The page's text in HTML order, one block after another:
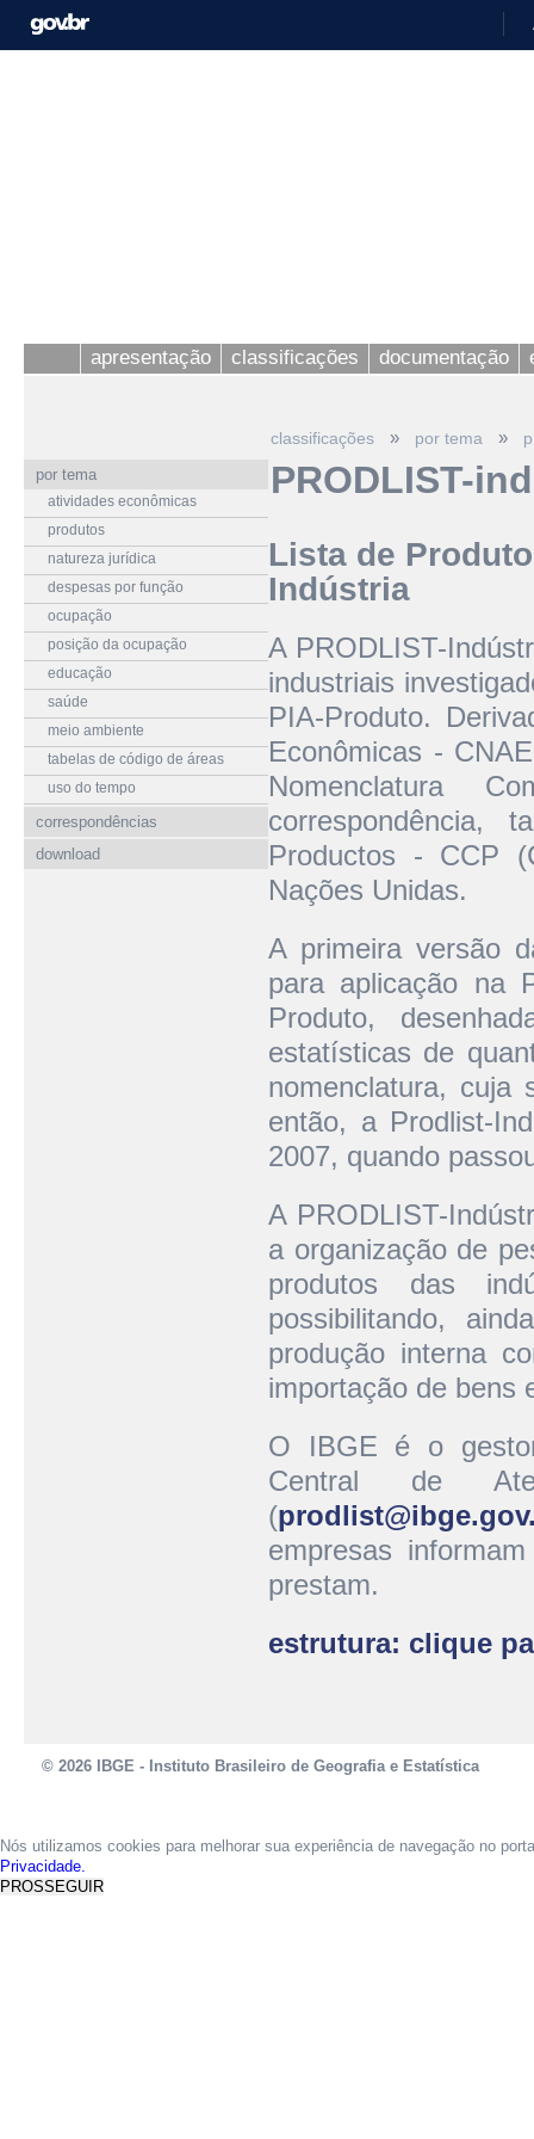
apresentação classificações documentação
por tema
atividades econômicas
produtos
natureza jurídica
despesas por função
ocupação
posição da ocupação
educação
saúde
meio ambiente
tabelas de código de áreas
uso do tempo
correspondências
download
classificações » por tema »
PRODLIST-
Lista de
Indústria
A PRODLIST-
industriais
PIA-Produto.
Econômicas -
Nomenclatura
correspondência,
Productos - CCP
Nações Unidas.
A primeira versão
para aplicação na
Produto,
estatísticas de
nomenclatura,
então, a Prodlist-
2007, quando
A PRODLIST-
a organização de
produtos das
possibilitando,
produção interna
importação de bens
O IBGE é o
Central de
(
empresas
prestam.
estrutura: clique
© 2026 IBGE - Instituto Brasileiro de Geografia e Estatística
Nós utilizamos cookies para melhorar sua experiência de navegação no
Privacidade.
PROSSEGUIR